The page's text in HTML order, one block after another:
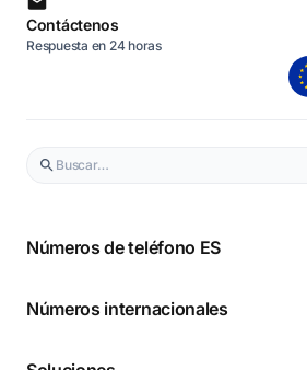
Contáctenos
Respuesta en 24 horas
Números de teléfono ES
Números internacionales